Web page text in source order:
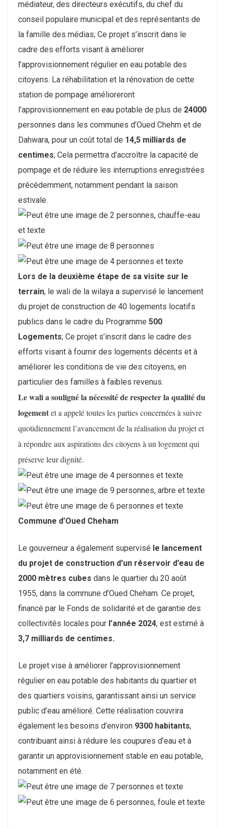
médiateur, des directeurs exécutifs, du chef du
conseil populaire municipal et des représentants de
la famille des médias; Ce projet s’inscrit dans le
cadre des efforts visant à améliorer
l’approvisionnement régulier en eau potable des
citoyens. La réhabilitation et la rénovation de cette
station de pompage amélioreront
l’approvisionnement en eau potable de plus de 24000
personnes dans les communes d’Oued Chehm et de
Dahwara, pour un coût total de 14,5 milliards de
centimes; Cela permettra d’accroître la capacité de
pompage et de réduire les interruptions enregistrées
précédemment, notamment pendant la saison
estivale.
Lors de la deuxième étape de sa visite sur le
terrain, le wali de la wilaya a supervisé le lancement
du projet de construction de 40 logements locatifs
publics dans le cadre du Programme 500
Logements; Ce projet s’inscrit dans le cadre des
efforts visant à fournir des logements décents et à
améliorer les conditions de vie des citoyens, en
particulier des familles à faibles revenus.
Le wali a souligné la nécessité de respecter la qualité du
logementet a appelé toutes les parties concernées à suivre
quotidiennement l’avancement de la réalisation du projet et
à répondre aux aspirations des citoyens à un logement qui
préserve leur dignité.
Commune d’Oued Cheham
Le gouverneur a également supervisé le lancement
du projet de construction d’un réservoir d’eau de
2000 mètres cubes dans le quartier du 20 août
1955, dans la commune d’Oued Cheham. Ce projet,
financé par le Fonds de solidarité et de garantie des
collectivités locales pour l’année 2024, est estimé à
3,7 milliards de centimes.
Le projet vise à améliorer l’approvisionnement
régulier en eau potable des habitants du quartier et
des quartiers voisins, garantissant ainsi un service
public d’eau amélioré. Cette réalisation couvrira
également les besoins d’environ 9300 habitants,
contribuant ainsi à réduire les coupures d’eau et à
garantir un approvisionnement stable en eau potable,
notamment en été.